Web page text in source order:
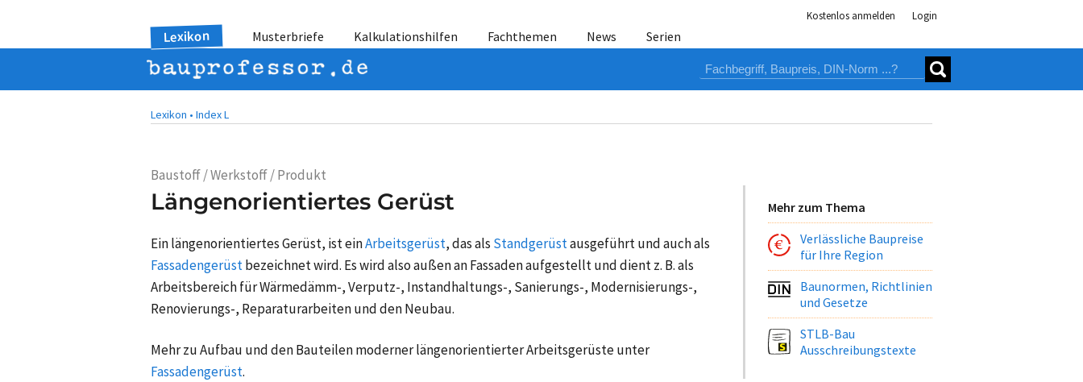
Kostenlos anmelden Login
Lexikon Musterbriefe Kalkulationshilfen Fachthemen News Serien
Lexikon • Index L
Baustoff / Werkstoff / Produkt
Längenorientiertes Gerüst
Ein längenorientiertes Gerüst, ist einArbeitsgerüst, das als Standgerüstausgeführt und auch als
Fassadengerüstbezeichnet wird. Es wird also außen an Fassaden aufgestellt und dient z. B. als
Arbeitsbereich für Wärmedämm-, Verputz-, Instandhaltungs-, Sanierungs-, Modernisierungs-,
Renovierungs-, Reparaturarbeiten und den Neubau.
Mehr zu Aufbau und den Bauteilen moderner längenorientierter Arbeitsgerüste unter
Fassadengerüst.
Mehr zum Thema
Verlässliche Baupreise
für Ihre Region
Baunormen, Richtlinien
und Gesetze
STLB-Bau
Ausschreibungstexte